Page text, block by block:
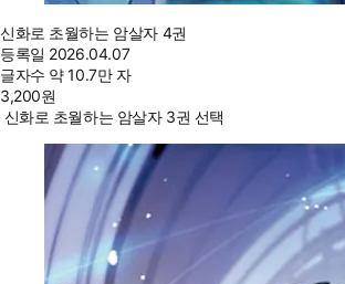
신화로 초월하는 암살자 4권
등록일 2026.04.07
글자수 약 10.7만 자
3,200원
신화로 초월하는 암살자 3권 선택